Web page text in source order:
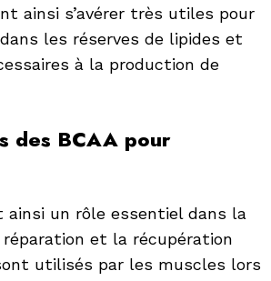
ainsi s’avérer très utiles pour
les réserves de lipides et
à la production de
des BCAA pour
ainsi un rôle essentiel dans la
et la récupération
utilisés par les muscles lors